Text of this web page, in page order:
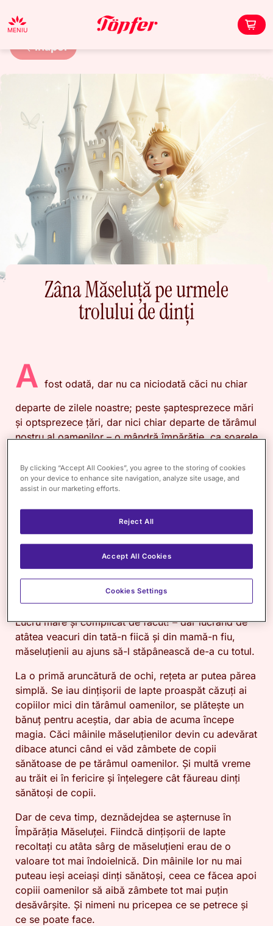
MENIU
Înapoi
Zâna Măseluță pe urmele
trolului de dinți
A fost odată, dar nu ca niciodată căci nu chiar
departe de zilele noastre; peste șaptesprezece mări
și optsprezece țări, dar nici chiar departe de tărâmul
nostru al oamenilor – o mândră împărăție, ca soarele
puternică. Și de pe colina ei cea mai înaltă, din
falnicul său palat de smalț, domnea iubită de tot
norodul Zâna Măseluță. Căci Zâna Măseluță stătea
de mult pe tronul Împărăției Măseluței, pe care o
cârmuia cu dragoste și înțelepciune.
Cât despre oamenii locului, poporul Împărăției
Măseluței, aceștia erau fără tăgadă un neam harnic
și iscusit, de meșteșugari nemaivăzuți. Și dintre
toate meșteșugurile, unul singur era acela în care
erau ei neîntrecuți – cel al făuririi dinților de copii.
Lucru mare și complicat de făcut! – dar lucrând de
atâtea veacuri din tată-n fiică și din mamă-n fiu,
măseluțienii au ajuns să-l stăpânească de-a cu totul.
La o primă aruncătură de ochi, rețeta ar putea părea
simplă. Se iau dințișorii de lapte proaspăt căzuți ai
copiilor mici din tărâmul oamenilor, se plătește un
bănuț pentru aceștia, dar abia de acuma începe
magia. Căci mâinile măseluțienilor devin cu adevărat
dibace atunci când ei văd zâmbete de copii
sănătoase de pe tărâmul oamenilor. Și multă vreme
au trăit ei în fericire și înțelegere cât făureau dinți
sănătoși de copii.
Dar de ceva timp, deznădejdea se așternuse în
Împărăția Măseluței. Fiindcă dințișorii de lapte
recoltați cu atâta sârg de măseluțieni erau de o
valoare tot mai îndoielnică. Din mâinile lor nu mai
puteau ieși aceiași dinți sănătoși, ceea ce făcea apoi
copiii oamenilor să aibă zâmbete tot mai puțin
desăvârșite. Și nimeni nu pricepea ce se petrece și
ce se poate face.
By clicking “Accept All Cookies”, you agree to the storing of cookies
on your device to enhance site navigation, analyze site usage, and
assist in our marketing efforts.
Reject All
Accept All Cookies
Cookies Settings